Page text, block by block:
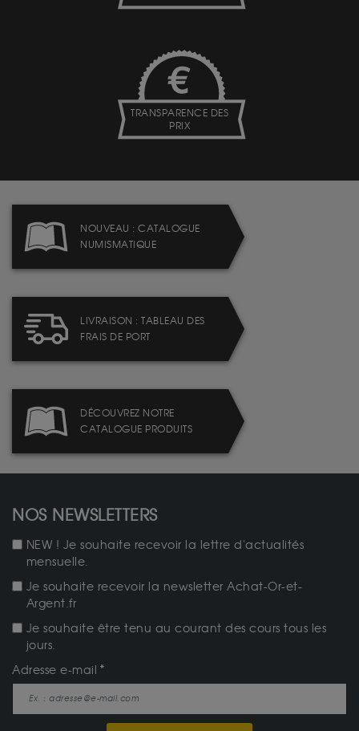
TRANSPARENCE DES
PRIX
NOUVEAU : CATALOGUE
NUMISMATIQUE
LIVRAISON : TABLEAU DES
FRAIS DE PORT
DÉCOUVREZ NOTRE
CATALOGUE PRODUITS
NOS NEWSLETTERS
NEW ! Je souhaite recevoir la lettre d'actualités
mensuelle.
Je souhaite recevoir la newsletter Achat-Or-et-
Argent.fr
Je souhaite être tenu au courant des cours tous les
jours.
Adresse e-mail